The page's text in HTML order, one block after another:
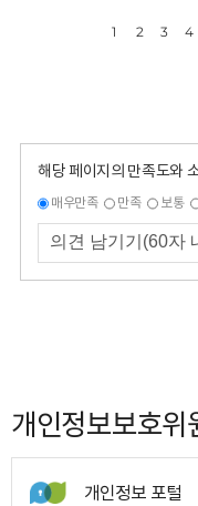
1 2 3 4
해당 페이지의 만족도와
매우만족 만족 보통
개인정보보호위
개인정보 포털